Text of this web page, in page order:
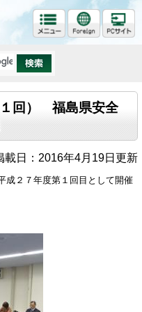
回） 福島県安全
日：2016年4月19日更新
２７年度第１回目として開催